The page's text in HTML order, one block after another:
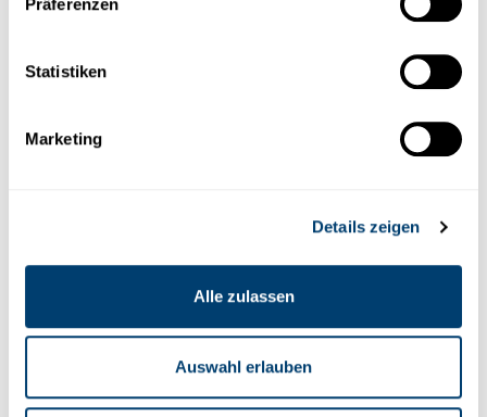
Statistiken
Marketing
Details zeigen
Alle zulassen
Auswahl erlauben
Informationen
Seat Alhambra